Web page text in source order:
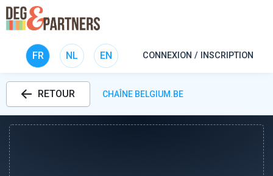
FR NL EN CONNEXION / INSCRIPTION
RETOUR CHAÎNE BELGIUM.BE